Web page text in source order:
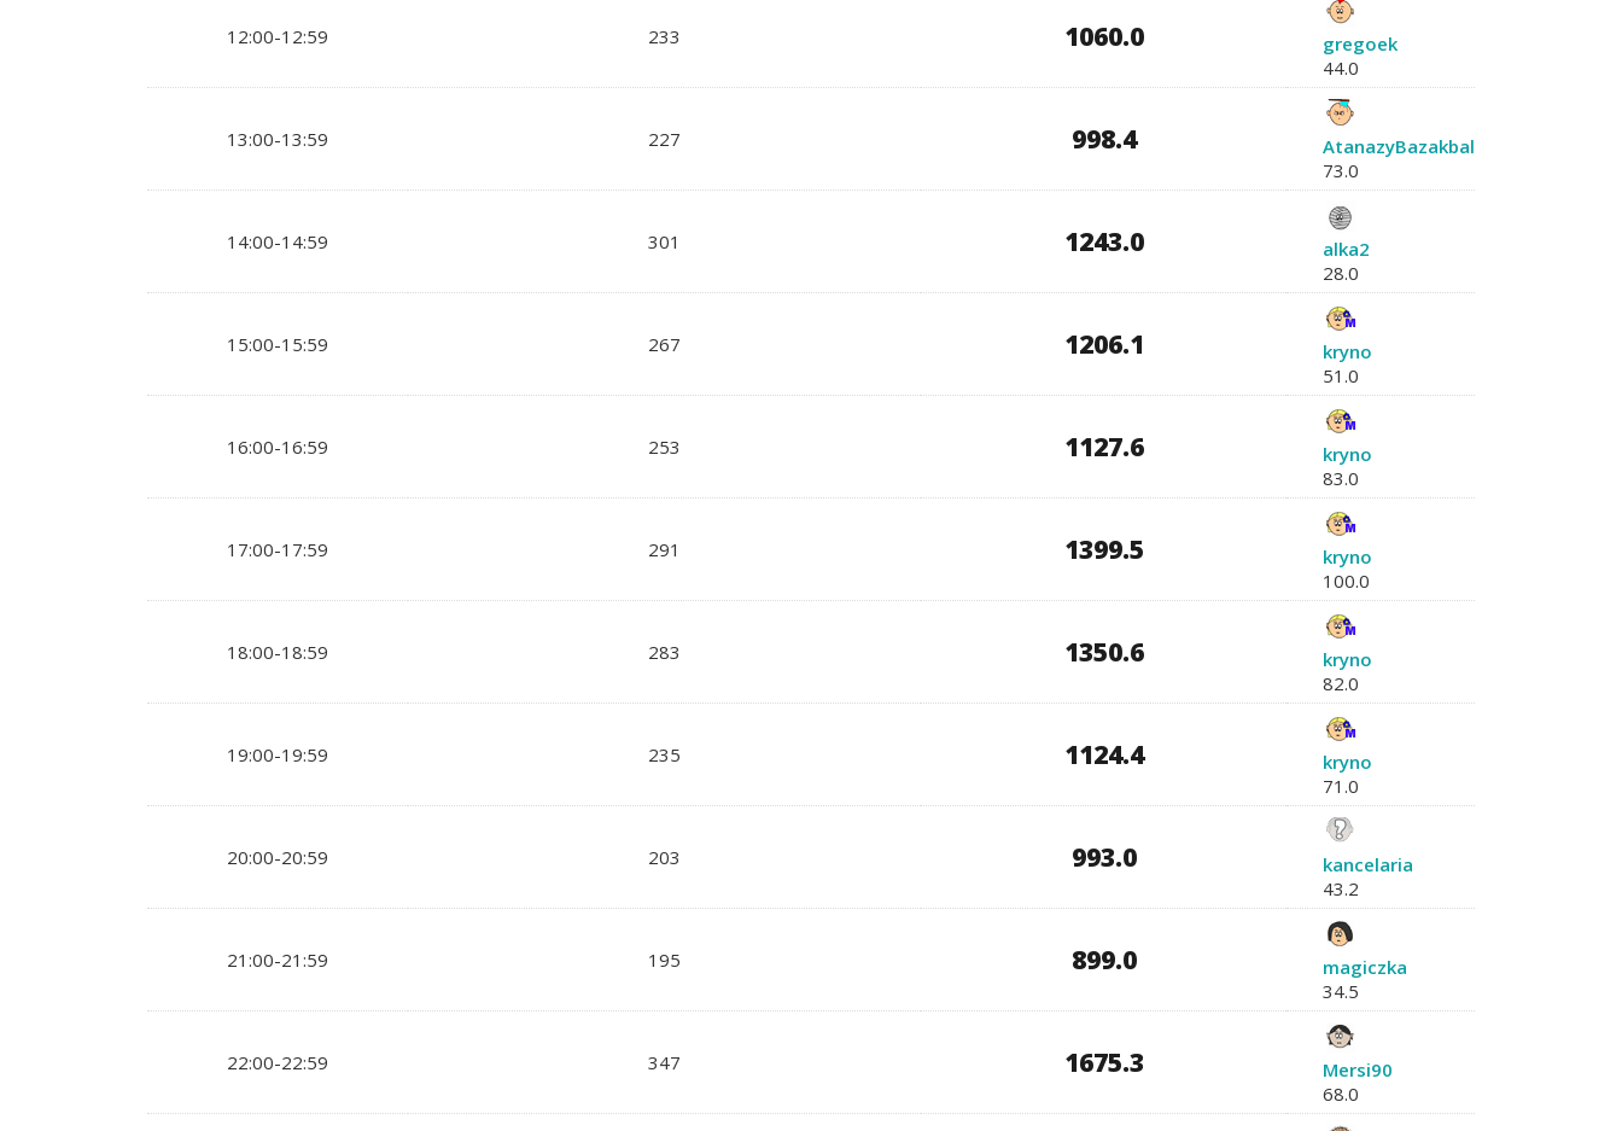
12:00-12:59 233 1060.0
gregoek
44.0
13:00-13:59 227 998.4
AtanazyBazakbal
73.0
14:00-14:59 301 1243.0
alka2
28.0
15:00-15:59 267 1206.1
kryno
51.0
16:00-16:59 253 1127.6
kryno
83.0
17:00-17:59 291 1399.5
kryno
100.0
18:00-18:59 283 1350.6
kryno
82.0
19:00-19:59 235 1124.4
kryno
71.0
20:00-20:59 203 993.0
kancelaria
43.2
21:00-21:59 195 899.0
magiczka
34.5
22:00-22:59 347 1675.3
Mersi90
68.0